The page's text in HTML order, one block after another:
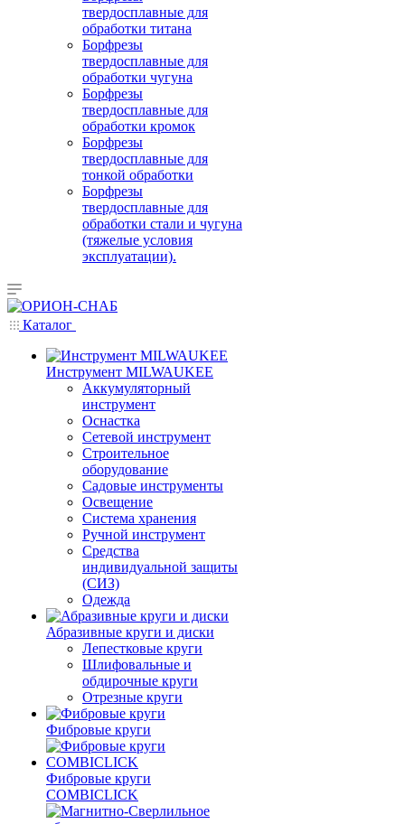
твердосплавные для
обработки титана
Борфрезы
твердосплавные для
обработки чугуна
Борфрезы
твердосплавные для
обработки кромок
Борфрезы
твердосплавные для
тонкой обработки
Борфрезы
твердосплавные для
обработки стали и чугуна
(тяжелые условия
эксплуатации).
Каталог
Инструмент MILWAUKEE
Аккумуляторный
инструмент
Оснастка
Сетевой инструмент
Строительное
оборудование
Садовые инструменты
Освещение
Система хранения
Ручной инструмент
Средства
индивидуальной защиты
(СИЗ)
Одежда
Абразивные круги и диски
Лепестковые круги
Шлифовальные и
обдирочные круги
Отрезные круги
Фибровые круги
Фибровые круги
COMBICLICK